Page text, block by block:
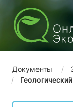
Документы